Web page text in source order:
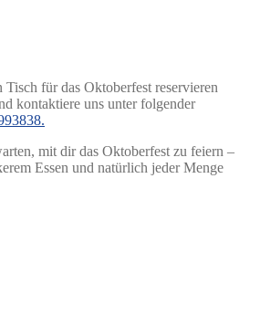
Tisch für das Oktoberfest reservieren
kontaktiere uns unter folgender
mit dir das Oktoberfest zu feiern –
Essen und natürlich jeder Menge